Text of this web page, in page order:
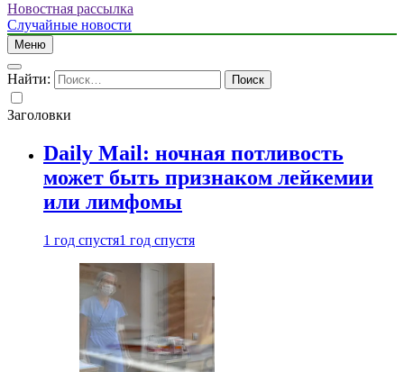
Новостная рассылка
Случайные новости
Меню
Найти:
Заголовки
Daily Mail: ночная потливость
может быть признаком лейкемии
или лимфомы
1 год спустя1 год спустя